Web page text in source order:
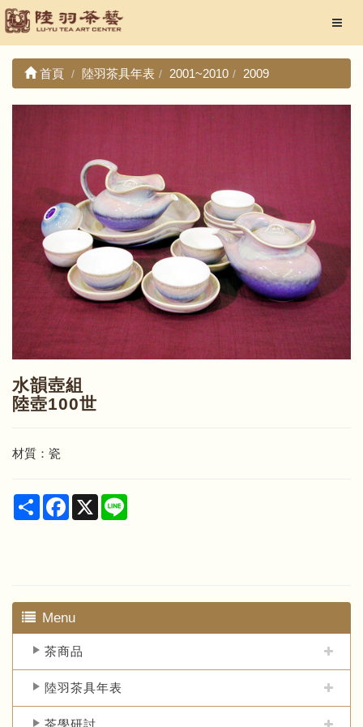
首頁 陸羽茶具年表 2001~2010 2009
水韻壺組
陸壺100世
材質：瓷
Share Facebook
X
Menu
茶商品
陸羽茶具年表
茶學研討